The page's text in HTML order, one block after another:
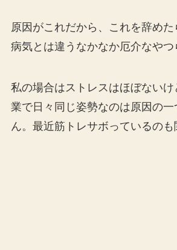
原因がこれだから、これを辞めた
病気とは違うなかなか厄介なやつ
私の場合はストレスはほぼない
業で日々同じ姿勢なのは原因の
ん。最近筋トレサボっているのも